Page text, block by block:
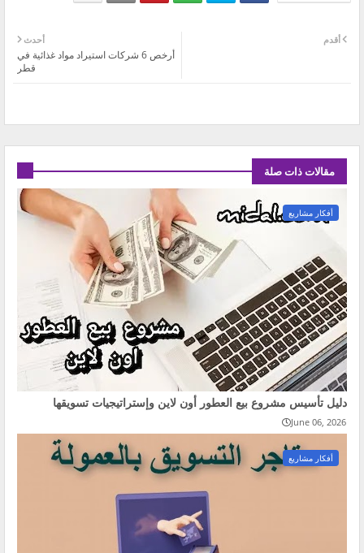
أحدث
أرخص 6 شركات استيراد مواد غذائية في
قطر
أقدم
مقالات ذات صلة
أفكار مشاريع
دليل تأسيس مشروع بيع العطور أون لاين وإستراتيجيات تسويقها
June 06, 2026
أفكار مشاريع